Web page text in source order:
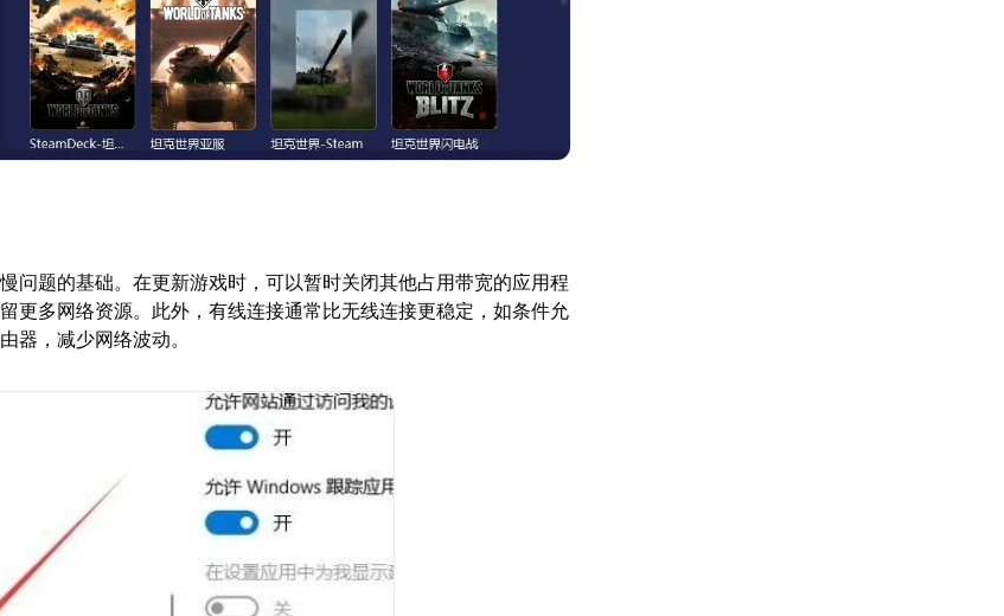
问题的基础。在更新游戏时，可以暂时关闭其他占用带宽的应用程
更多网络资源。此外，有线连接通常比无线连接更稳定，如条件允
器，减少网络波动。